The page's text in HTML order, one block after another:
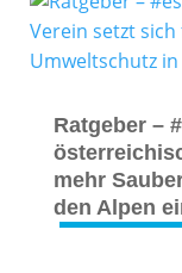
Ratgeber –
mehr
den Alpen